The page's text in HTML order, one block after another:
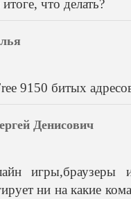
что делать?
9150 битых
Денисович
ни на какие